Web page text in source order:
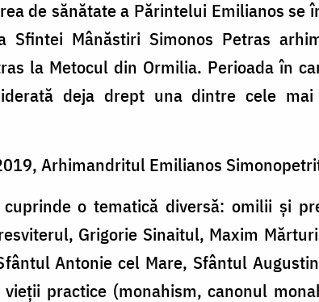
de sănătate a Părintelui Emilianos
Sfintei Mânăstiri Simonos Petras
la Metocul din Ormilia. Perioada în
deja drept una dintre cele
Arhimandritul Emilianos
o tematică diversă: omilii şi
Grigorie Sinaitul, Maxim
Antonie cel Mare, Sfântul
practice (monahism, canonul